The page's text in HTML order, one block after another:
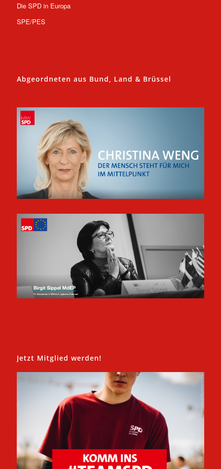
Die SPD in Europa
SPE/PES
Abgeordneten aus Bund, Land & Brüssel
Jetzt Mitglied werden!